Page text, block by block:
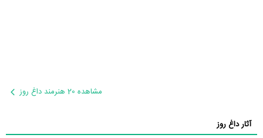
مشاهده 20 هنرمند داغ روز
آثار داغ روز